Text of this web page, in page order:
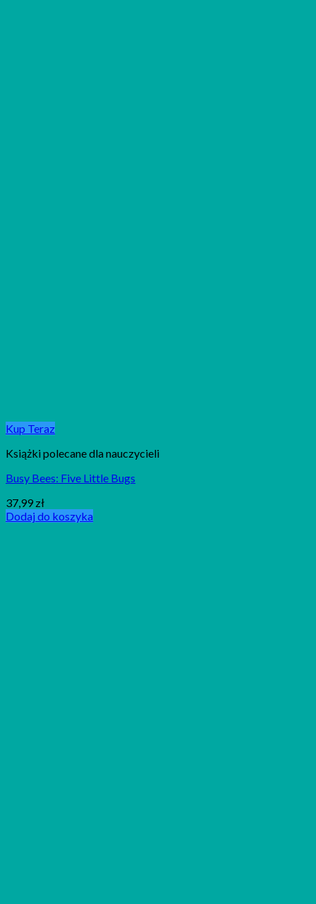
Kup Teraz
Książki polecane dla nauczycieli
Busy Bees: Five Little Bugs
37,99 zł
Dodaj do koszyka